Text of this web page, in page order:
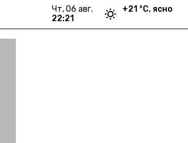
чт, 06 авг.
22:21
+21 °С, ясно